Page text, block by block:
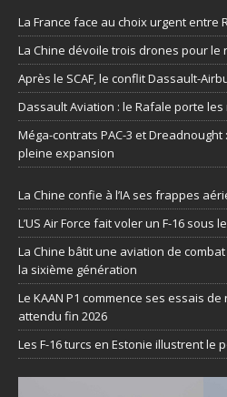
La France face au choix urgent entre
La Chine dévoile trois drones pour
Après le SCAF, le conflit Dassault-
Dassault Aviation : le Rafale porte
Méga-contrats PAC-3 et Dreadnought
pleine expansion
La Chine confie à l’IA ses frappes
L’US Air Force fait voler un F-16 sous
La Chine bâtit une aviation de
la sixième génération
Le KAAN P1 commence ses essais
attendu fin 2026
Les F-16 turcs en Estonie illustrent le